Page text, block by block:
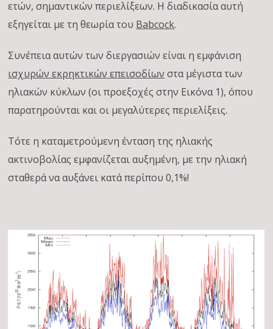
ετών, σημαντικών περιελίξεων. Η διαδικασία αυτή
εξηγείται με τη θεωρία του Babcock.
Συνέπεια αυτών των διεργασιών είναι η εμφάνιση
ισχυρών εκρηκτικών επεισοδίων στα μέγιστα των
ηλιακών κύκλων (οι προεξοχές στην Εικόνα 1), όπου
παρατηρούνται και οι μεγαλύτερες περιελίξεις.
Τότε η καταμετρούμενη ένταση της ηλιακής
ακτινοβολίας εμφανίζεται αυξημένη, με την ηλιακή
σταθερά να αυξάνει κατά περίπου 0,1%!